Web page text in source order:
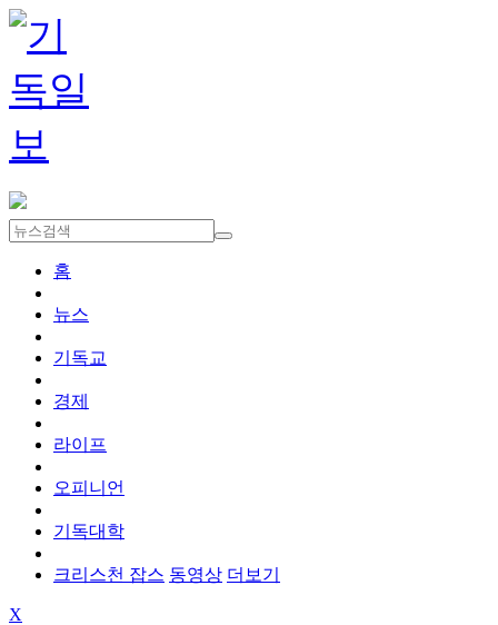
홈
뉴스
기독교
경제
라이프
오피니언
기독대학
크리스천 잡스 동영상 더보기
X